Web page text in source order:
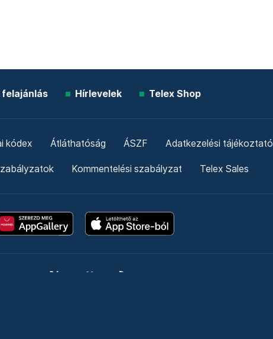
felajánlás Hírlevelek Telex Shop
kódex Átláthatóság ÁSZF Adatkezelési tájékoztató
Kommentelési szabályzat Telex Sales